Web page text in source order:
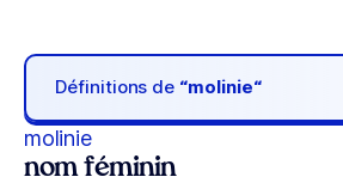
Définitions de “molinie“
molinie
nom féminin